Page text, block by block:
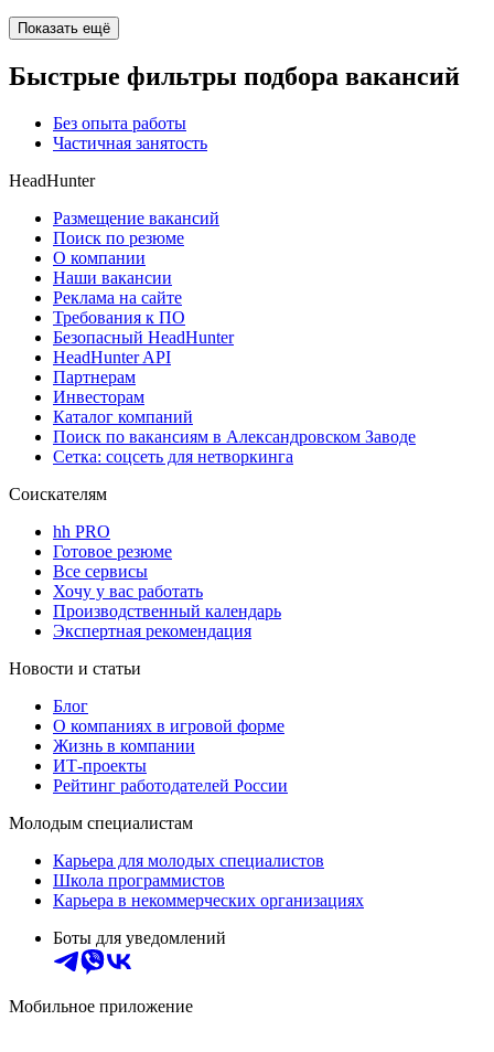
Показать ещё
Быстрые фильтры подбора вакансий
Без опыта работы
Частичная занятость
HeadHunter
Размещение вакансий
Поиск по резюме
О компании
Наши вакансии
Реклама на сайте
Требования к ПО
Безопасный HeadHunter
HeadHunter API
Партнерам
Инвесторам
Каталог компаний
Поиск по вакансиям в Александровском Заводе
Сетка: соцсеть для нетворкинга
Соискателям
hh PRO
Готовое резюме
Все сервисы
Хочу у вас работать
Производственный календарь
Экспертная рекомендация
Новости и статьи
Блог
О компаниях в игровой форме
Жизнь в компании
ИТ-проекты
Рейтинг работодателей России
Молодым специалистам
Карьера для молодых специалистов
Школа программистов
Карьера в некоммерческих организациях
Боты для уведомлений
Мобильное приложение